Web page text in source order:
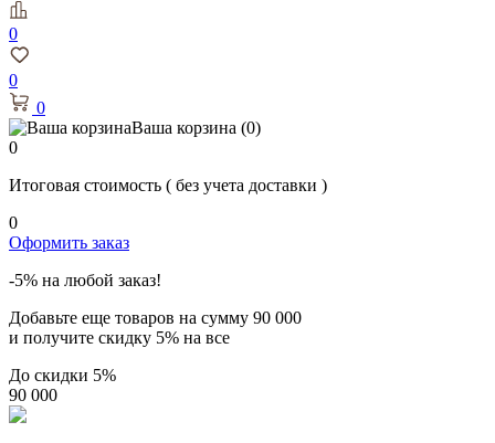
0
0
0
Ваша корзина (0)
0
Итоговая стоимость ( без учета доставки )
0
Оформить заказ
-5% на любой заказ!
Добавьте еще товаров на сумму 90 000
и получите скидку 5% на все
До скидки 5%
90 000